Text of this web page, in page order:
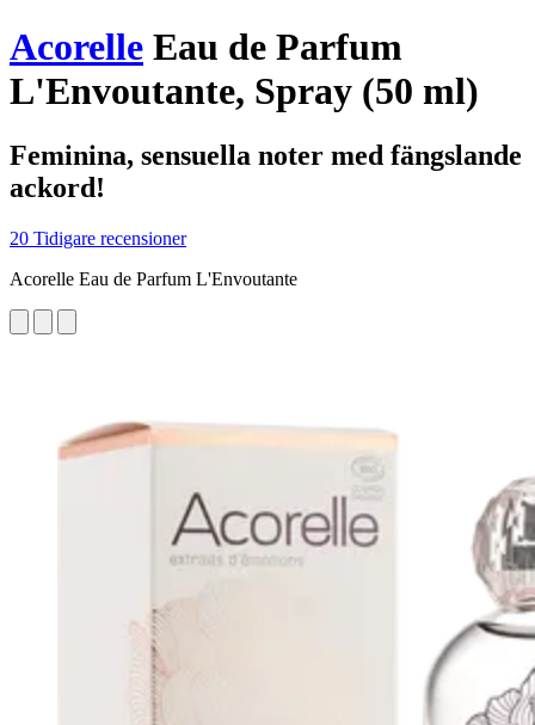
Acorelle Eau de Parfum
L'Envoutante, Spray (50 ml)
Feminina, sensuella noter med fängslande
ackord!
20 Tidigare recensioner
Acorelle Eau de Parfum L'Envoutante